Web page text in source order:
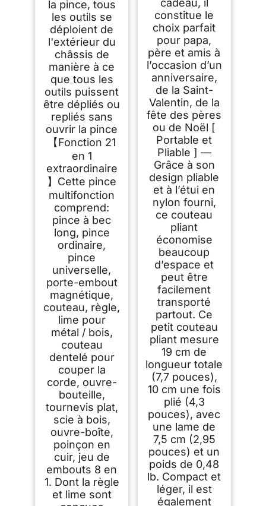
la pince, tous
les outils se
déploient de
l'extérieur du
châssis de
manière à ce
que tous les
outils puissent
être dépliés ou
repliés sans
ouvrir la pince
【Fonction 21
en 1
extraordinaire
】Cette pince
multifonction
comprend:
pince à bec
long, pince
ordinaire,
pince
universelle,
porte-embout
magnétique,
couteau, règle,
lime pour
métal / bois,
couteau
dentelé pour
couper la
corde, ouvre-
bouteille,
tournevis plat,
scie à bois,
ouvre-boîte,
poinçon en
cuir, jeu de
embouts 8 en
1. Dont la règle
et lime sont
cadeau, il
constitue le
choix parfait
pour papa,
père et amis à
l’occasion d’un
anniversaire,
de la Saint-
Valentin, de la
fête des pères
ou de Noël [
Portable et
Pliable ] —
Grâce à son
design pliable
et à l’étui en
nylon fourni,
ce couteau
pliant
économise
beaucoup
d’espace et
peut être
facilement
transporté
partout. Ce
petit couteau
pliant mesure
19 cm de
longueur totale
(7,7 pouces),
10 cm une fois
plié (4,3
pouces), avec
une lame de
7,5 cm (2,95
pouces) et un
poids de 0,48
lb. Compact et
léger, il est
également